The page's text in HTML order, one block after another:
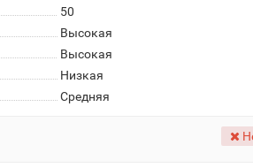
50
Высокая
Высокая
Низкая
Средняя